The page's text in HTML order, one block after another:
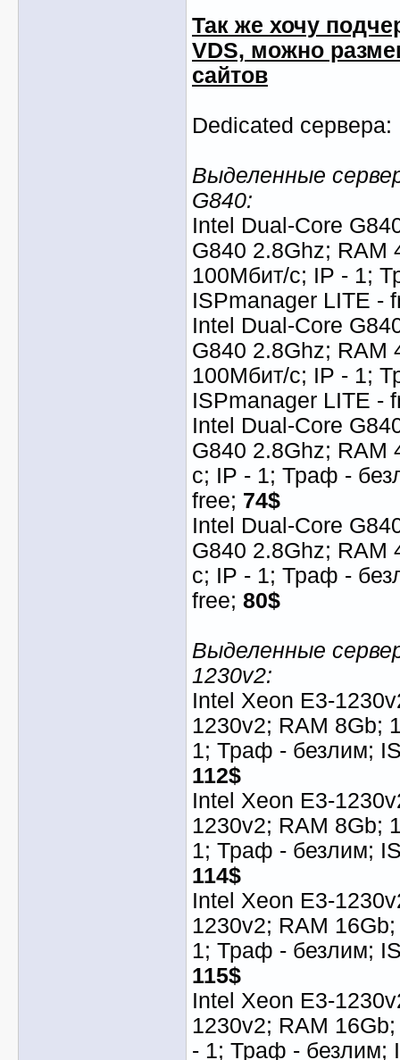
Так же хочу
VDS, можно
сайтов
Dedicated сервера:
Выделенные
G840:
Intel Dual-Core
G840 2.8Ghz; RAM
100Мбит/с; IP - 1;
ISPmanager LITE -
Intel Dual-Core
G840 2.8Ghz; RAM
100Мбит/с; IP - 1;
ISPmanager LITE -
Intel Dual-Core
G840 2.8Ghz; RAM
с; IP - 1; Траф -
free; 74$
Intel Dual-Core
G840 2.8Ghz; RAM
с; IP - 1; Траф -
free; 80$
Выделенные
1230v2:
Intel Xeon E3-
1230v2; RAM 8Gb;
1; Траф - безлим;
112$
Intel Xeon E3-
1230v2; RAM 8Gb;
1; Траф - безлим;
114$
Intel Xeon E3-
1230v2; RAM
1; Траф - безлим;
115$
Intel Xeon E3-
1230v2; RAM
- 1; Траф - безлим;